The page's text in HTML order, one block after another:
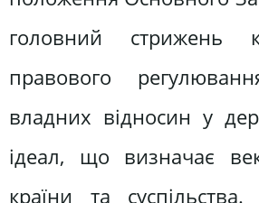
головний стрижень
правового
владних відносин у
ідеал, що визначає
країни та